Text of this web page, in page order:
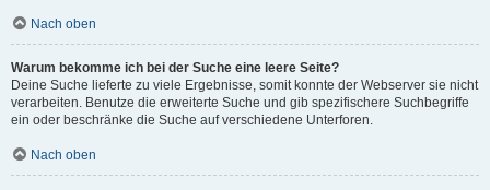
Nach oben
Warum bekomme ich bei der Suche eine leere Seite?
Deine Suche lieferte zu viele Ergebnisse, somit konnte der Webserver sie nicht
verarbeiten. Benutze die erweiterte Suche und gib spezifischere Suchbegriffe
ein oder beschränke die Suche auf verschiedene Unterforen.
Nach oben